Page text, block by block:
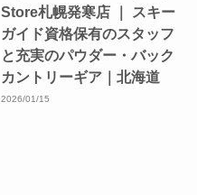
Store札幌発寒店 ｜ スキー
ガイド資格保有のスタッフ
と充実のパウダー・バック
カントリーギア｜北海道
2026/01/15